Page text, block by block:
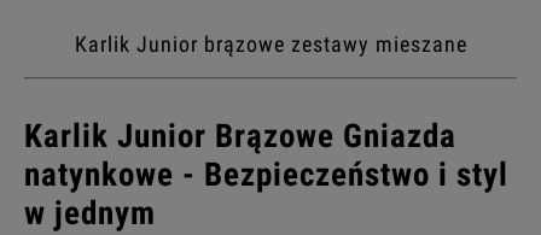
Karlik Junior brązowe zestawy mieszane
Karlik Junior Brązowe Gniazda
natynkowe - Bezpieczeństwo i styl
w jednym